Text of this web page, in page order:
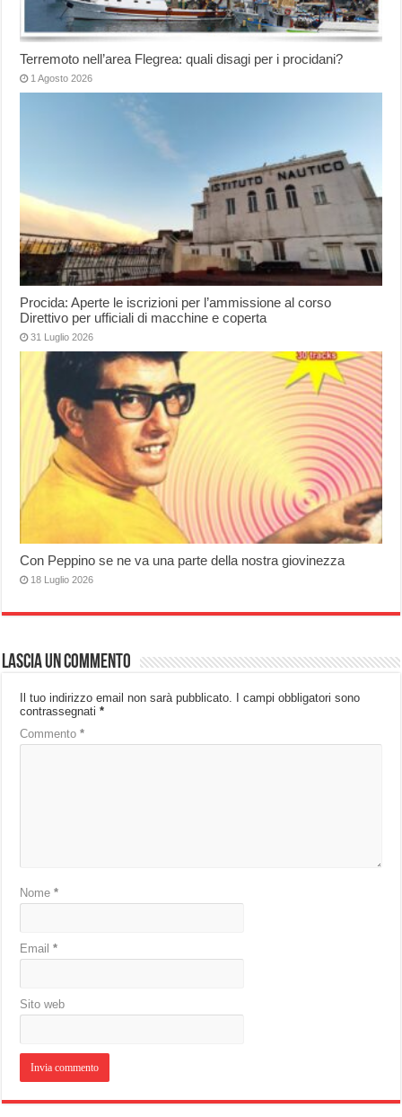
Terremoto nell’area Flegrea: quali disagi per i procidani?
1 Agosto 2026
Procida: Aperte le iscrizioni per l’ammissione al corso
Direttivo per ufficiali di macchine e coperta
31 Luglio 2026
Con Peppino se ne va una parte della nostra giovinezza
18 Luglio 2026
Lascia un commento
Il tuo indirizzo email non sarà pubblicato.
I campi obbligatori sono
contrassegnati*
Commento*
Nome*
Email*
Sito web